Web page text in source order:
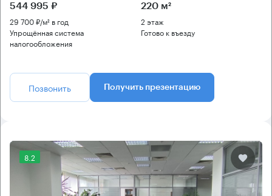
544 995 ₽
29 700 ₽/м² в год
Упрощённая система
налогообложения
220 м²
2 этаж
Готово к въезду
Позвонить Получить презентацию
8.2